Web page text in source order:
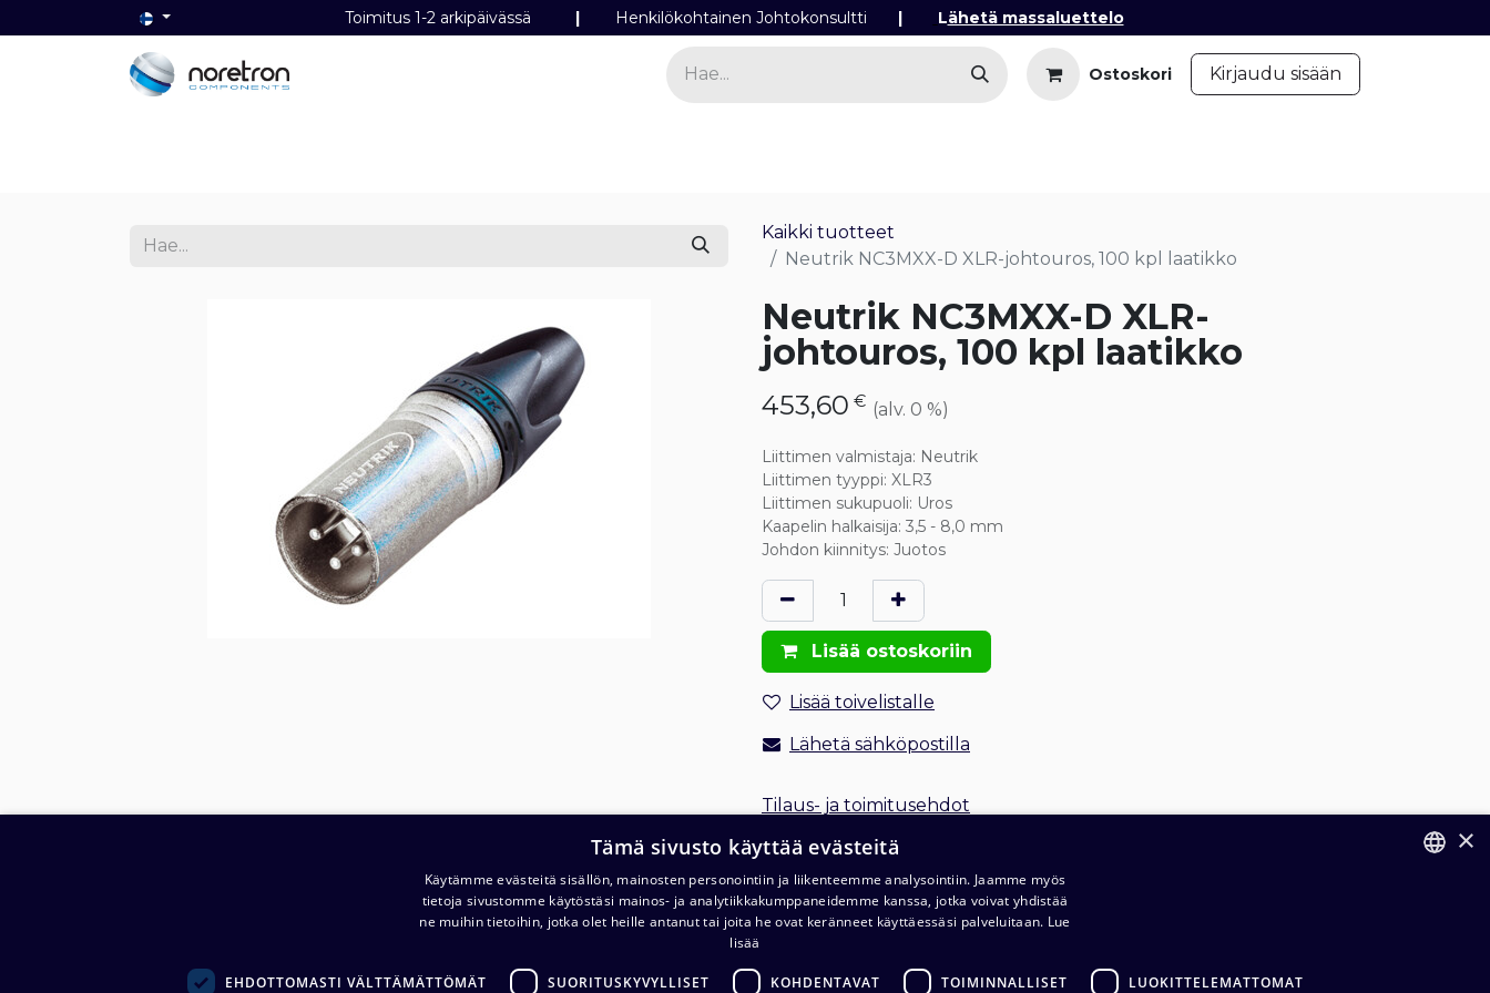
Toimitus 1-2 arkipäivässä | Henkilökohtainen Johtokonsultti | Lähetä massaluettelo​
Ostoskori Kirjaudu sisään
Kaikki tuotteet
Neutrik NC3MXX-D XLR-johtouros, 100 kpl laatikko
Neutrik NC3MXX-D XLR-
johtouros, 100 kpl laatikko
453,60 € (alv. 0 %)
Liittimen valmistaja: Neutrik
Liittimen tyyppi: XLR3
Liittimen sukupuoli: Uros
Kaapelin halkaisija: 3,5 - 8,0 mm
Johdon kiinnitys: Juotos
Lisää ostoskoriin
Lisää toivelistalle
Lähetä sähköpostilla
Tilaus- ja toimitusehdot
Yritys:
×
Tämä sivusto käyttää evästeitä
Käytämme evästeitä sisällön, mainosten personointiin ja liikenteemme analysointiin. Jaamme myös
tietoja sivustomme käytöstäsi mainos- ja analytiikkakumppaneidemme kanssa, jotka voivat yhdistää
ne muihin tietoihin, jotka olet heille antanut tai joita he ovat keränneet käyttäessäsi palveluitaan. Lue
lisää
EHDOTTOMASTI VÄLTTÄMÄTTÖMÄT SUORITUSKYVYLLISET KOHDENTAVAT TOIMINNALLISET LUOKITTELEMATTOMAT